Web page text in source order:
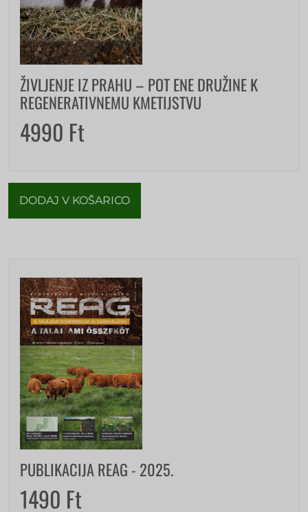
ŽIVLJENJE IZ PRAHU – POT ENE DRUŽINE K
REGENERATIVNEMU KMETIJSTVU
4990 Ft
DODAJ V KOŠARICO
PUBLIKACIJA REAG - 2025.
1490 Ft